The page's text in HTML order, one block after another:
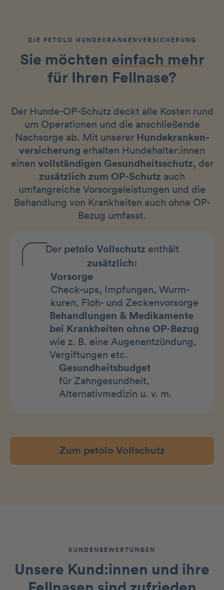
DIE PETOLO HUNDEKRANKEN­VERSICHERUNG
Sie möchten einfach mehr
für Ihren Fellnase?
Der petolo Vollschutz enthält
zusätzlich:
Vorsorge
Check-ups, Impfungen, Wurm-
kuren, Floh- und Zeckenvorsorge
Behandlungen & Medikamente
bei Krankheiten ohne OP-Bezug
wie z. B. eine Augenentzündung,
Vergiftungen etc.
Gesundheitsbudget
für Zahngesundheit,
Alternativmedizin u. v. m.
Der Hunde-OP-Schutz deckt alle Kosten rund
um Operationen und die anschließende
Nachsorge ab. Mit unserer Hunde­kranken­
versicherung erhalten Hundehalter:innen
einen vollständigen Gesundheitsschutz, der
zusätzlich zum OP-Schutz auch
umfangreiche Vorsorgeleistungen und die
Behandlung von Krankheiten auch ohne OP-
Bezug umfasst.
Zum petolo Vollschutz
KUNDENBEWERTUNGEN
Unsere Kund:innen und ihre